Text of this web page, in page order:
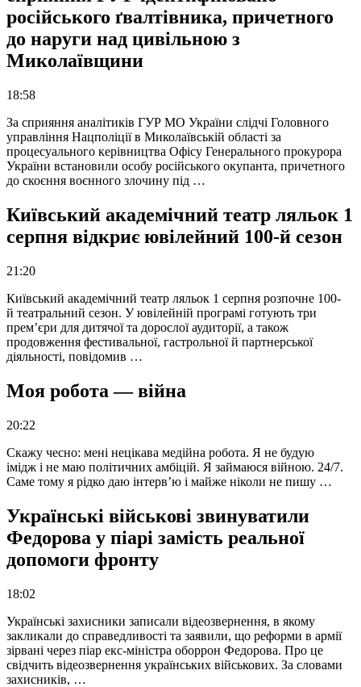
російського ґвалтівника, причетного
до наруги над цивільною з
Миколаївщини
18:58
За сприяння аналітиків ГУР МО України слідчі Головного
управління Нацполіції в Миколаївській області за
процесуального керівництва Офісу Генерального прокурора
України встановили особу російського окупанта, причетного
до скоєння воєнного злочину під …
Київський академічний театр ляльок 1
серпня відкриє ювілейний 100-й сезон
21:20
Київський академічний театр ляльок 1 серпня розпочне 100-
й театральний сезон. У ювілейній програмі готують три
прем’єри для дитячої та дорослої аудиторії, а також
продовження фестивальної, гастрольної й партнерської
діяльності, повідомив …
Моя робота — війна
20:22
Скажу чесно: мені нецікава медійна робота. Я не будую
імідж і не маю політичних амбіцій. Я займаюся війною. 24/7.
Саме тому я рідко даю інтерв’ю і майже ніколи не пишу …
Українські військові звинуватили
Федорова у піарі замість реальної
допомоги фронту
18:02
Українські захисники записали відеозвернення, в якому
закликали до справедливості та заявили, що реформи в армії
зірвані через піар екс-міністра оборрон Федорова. Про це
свідчить відеозвернення українських військових. За словами
захисників, …